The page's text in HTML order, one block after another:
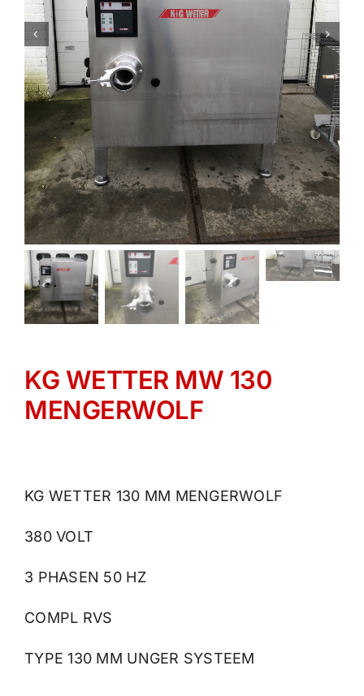
KG WETTER MW 130
MENGERWOLF
KG WETTER 130 MM MENGERWOLF
380 VOLT
3 PHASEN 50 HZ
COMPL RVS
TYPE 130 MM UNGER SYSTEEM